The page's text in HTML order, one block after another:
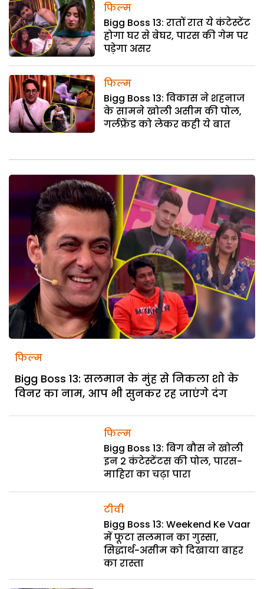
फिल्म
Bigg Boss 13: रातों रात ये कंटेस्टेंट
होगा घर से बेघर, पारस की गेम पर
पड़ेगा असर
फिल्म
Bigg Boss 13: विकास ने शहनाज
के सामने खोली असीम की पोल,
गर्लफ्रेंड को लेकर कही ये बात
फिल्म
Bigg Boss 13: सलमान के मुंह से निकला शो के
विनर का नाम, आप भी सुनकर रह जाएंगे दंग
फिल्म
Bigg Boss 13: बिग बौस ने खोली
इन 2 कंटेस्टेंटस की पोल, पारस-
माहिरा का चढ़ा पारा
टीवी
Bigg Boss 13: Weekend Ke Vaar
में फूटा सलमान का गुस्सा,
सिद्धार्थ-असीम को दिखाया बाहर
का रास्ता